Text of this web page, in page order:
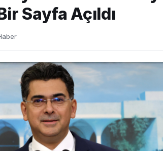
Sayfa Açıldı